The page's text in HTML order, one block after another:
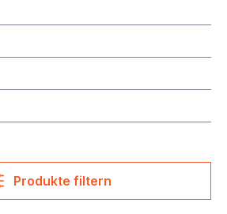
Produkte filtern